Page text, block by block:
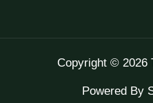
Copyright © 2026
Powered By